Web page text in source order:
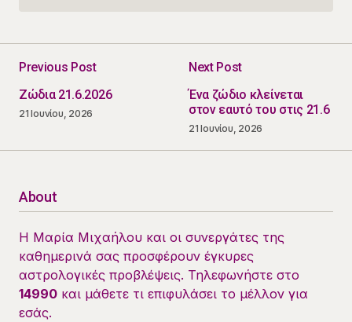
Previous Post
Ζώδια 21.6.2026
21 Ιουνίου, 2026
Next Post
Ένα ζώδιο κλείνεται
στον εαυτό του στις 21.6
21 Ιουνίου, 2026
About
Η Μαρία Μιχαήλου και οι συνεργάτες της
καθημερινά σας προσφέρουν έγκυρες
αστρολογικές προβλέψεις. Τηλεφωνήστε στο
14990 και μάθετε τι επιφυλάσει το μέλλον για
εσάς.